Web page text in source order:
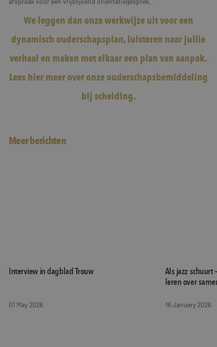
We leggen dan onze werkwijze uit voor een
dynamisch ouderschapsplan, luisteren naar jullie
verhaal en maken met elkaar een plan van aanpak.
Lees hier meerover onze ouderschapsbemiddeling
bij scheiding.
Meer berichten
Interview in dagblad Trouw
01 May 2026
Als jazz schuurt
leren over
16 January 2026